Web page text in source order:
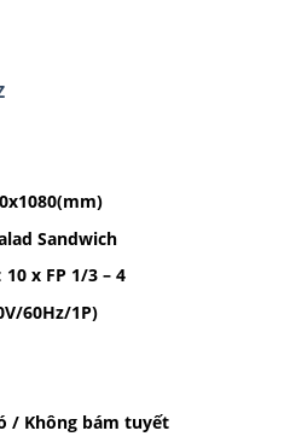
Sandwich
10 x FP 1/3 – 4
60Hz/1P)
/ Không bám tuyết